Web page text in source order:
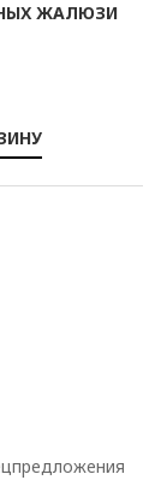
ЖАЛЮЗИ